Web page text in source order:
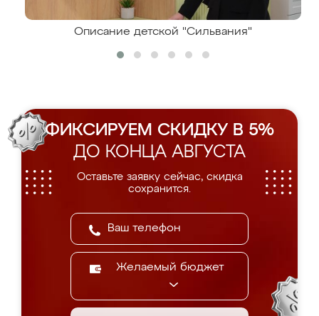
Описание детской "Сильвания"
ФИКСИРУЕМ СКИДКУ В 5%
ДО КОНЦА АВГУСТА
Оставьте заявку сейчас, скидка
сохранится.
Желаемый бюджет